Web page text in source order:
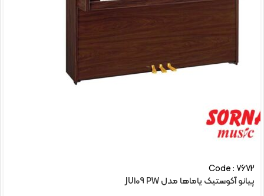
Code : 7672
پیانو آکوستیک یاماها مدل JU109 PW